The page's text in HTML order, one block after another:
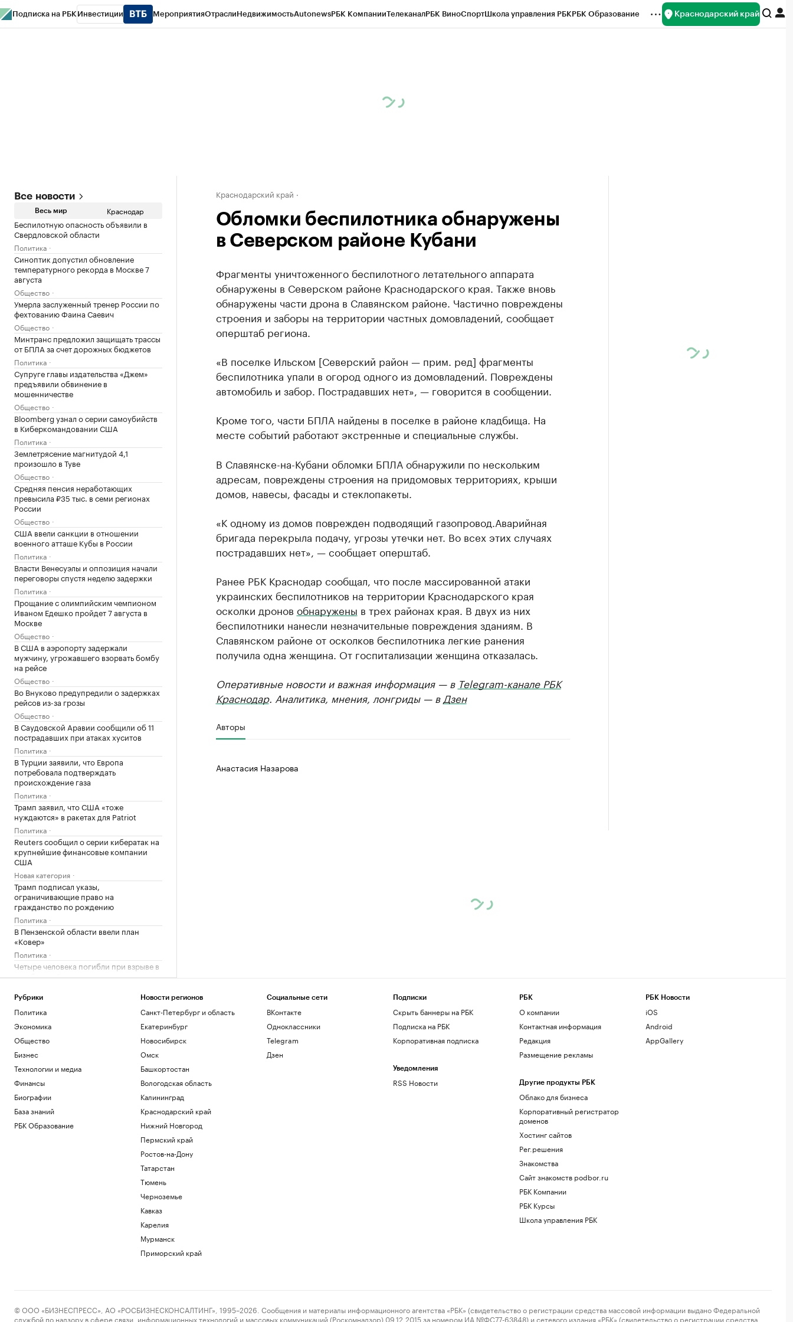
Подписка на РБК Инвестиции МероприятияОтраслиНедвижимостьAutonewsРБК КомпанииТелеканалРБК ВиноСпортШкола управления РБКРБК Образование Краснодарский край
Все новости
Весь мир Краснодар
Беспилотную опасность объявили в
Свердловской области
Политика
Синоптик допустил обновление
температурного рекорда в Москве 7
августа
Общество
Умерла заслуженный тренер России по
фехтованию Фаина Саевич
Общество
Минтранс предложил защищать трассы
от БПЛА за счет дорожных бюджетов
Политика
Супруге главы издательства «Джем»
предъявили обвинение в
мошенничестве
Общество
Bloomberg узнал о серии самоубийств
в Киберкомандовании США
Политика
Землетрясение магнитудой 4,1
произошло в Туве
Общество
Средняя пенсия неработающих
превысила ₽35 тыс. в семи регионах
России
Общество
США ввели санкции в отношении
военного атташе Кубы в России
Политика
Власти Венесуэлы и оппозиция начали
переговоры спустя неделю задержки
Политика
Прощание с олимпийским чемпионом
Иваном Едешко пройдет 7 августа в
Москве
Общество
В США в аэропорту задержали
мужчину, угрожавшего взорвать бомбу
на рейсе
Общество
Во Внуково предупредили о задержках
рейсов из-за грозы
Общество
В Саудовской Аравии сообщили об 11
пострадавших при атаках хуситов
Политика
В Турции заявили, что Европа
потребовала подтверждать
происхождение газа
Политика
Трамп заявил, что США «тоже
нуждаются» в ракетах для Patriot
Политика
Reuters сообщил о серии кибератак на
крупнейшие финансовые компании
США
Новая категория
Трамп подписал указы,
ограничивающие право на
гражданство по рождению
Политика
В Пензенской области ввели план
«Ковер»
Политика
Четыре человека погибли при взрыве в
автобусе в Сирии
Краснодарский край
Обломки беспилотника обнаружены
в Северском районе Кубани
Фрагменты уничтоженного беспилотного летательного аппарата
обнаружены в Северском районе Краснодарского края. Также вновь
обнаружены части дрона в Славянском районе. Частично повреждены
строения и заборы на территории частных домовладений, сообщает
оперштаб региона.
«В поселке Ильском [Северский район — прим. ред] фрагменты
беспилотника упали в огород одного из домовладений. Повреждены
автомобиль и забор. Пострадавших нет», — говорится в сообщении.
Кроме того, части БПЛА найдены в поселке в районе кладбища. На
месте событий работают экстренные и специальные службы.
В Славянске-на-Кубани обломки БПЛА обнаружили по нескольким
адресам, повреждены строения на придомовых территориях, крыши
домов, навесы, фасады и стеклопакеты.
«К одному из домов поврежден подводящий газопровод.Аварийная
бригада перекрыла подачу, угрозы утечки нет. Во всех этих случаях
пострадавших нет», — сообщает оперштаб.
Ранее РБК Краснодар сообщал, что после массированной атаки
украинских беспилотников на территории Краснодарского края
осколки дронов обнаружены в трех районах края. В двух из них
беспилотники нанесли незначительные повреждения зданиям. В
Славянском районе от осколков беспилотника легкие ранения
получила одна женщина. От госпитализации женщина отказалась.
Оперативные новости и важная информация — в Telegram-канале РБК
Краснодар. Аналитика, мнения, лонгриды — в Дзен
Авторы
Анастасия Назарова
Рубрики
Политика
Экономика
Общество
Бизнес
Технологии и медиа
Финансы
Биографии
База знаний
РБК Образование
Новости регионов
Санкт-Петербург и область
Екатеринбург
Новосибирск
Омск
Башкортостан
Вологодская область
Калининград
Краснодарский край
Нижний Новгород
Пермский край
Ростов-на-Дону
Татарстан
Тюмень
Черноземье
Кавказ
Карелия
Мурманск
Приморский край
Социальные сети
ВКонтакте
Одноклассники
Telegram
Дзен
Подписки
Скрыть баннеры на РБК
Подписка на РБК
Корпоративная подписка
Уведомления
RSS Новости
РБК
О компании
Контактная информация
Редакция
Размещение рекламы
Другие продукты РБК
Облако для бизнеса
Корпоративный регистратор
доменов
Хостинг сайтов
Рег.решения
Знакомства
Сайт знакомств podbor.ru
РБК Компании
РБК Курсы
Школа управления РБК
РБК Новости
iOS
Android
AppGallery
© ООО «БИЗНЕСПРЕСС», АО «РОСБИЗНЕСКОНСАЛТИНГ», 1995–2026. Сообщения и материалы информационного агентства «РБК» (свидетельство о регистрации средства массовой информации выдано Федеральной
службой по надзору в сфере связи, информационных технологий и массовых коммуникаций (Роскомнадзор) 09.12.2015 за номером ИА №ФС77-63848) и сетевого издания «РБК» (свидетельство о регистрации средства